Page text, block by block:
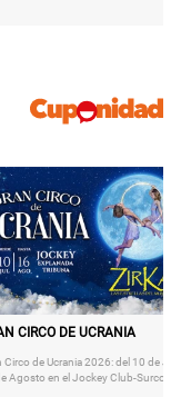
CIRCO DE UCRANIA
Circo de Ucrania 2026: del 10 de
Agosto en el Jockey Club-Surco